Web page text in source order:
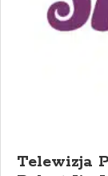
Telewizja